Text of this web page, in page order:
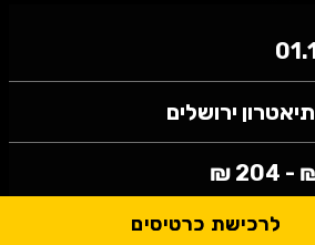
תיאטרון ירושלים
לרכישת כרטיסים